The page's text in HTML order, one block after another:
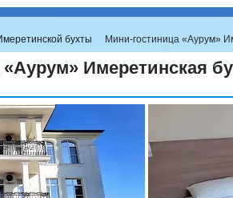
бухты Мини-гостиница «Аурум»
Имеретинская